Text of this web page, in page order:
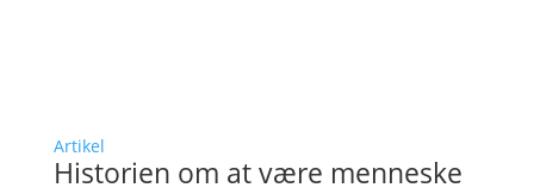
Artikel
Historien om at være menneske